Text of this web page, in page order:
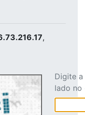
,
Digite
lado no